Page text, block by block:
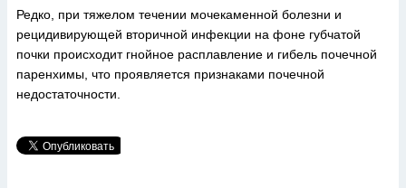
Редко, при тяжелом течении мочекаменной болезни и
рецидивирующей вторичной инфекции на фоне губчатой
почки происходит гнойное расплавление и гибель почечной
паренхимы, что проявляется признаками почечной
недостаточности.